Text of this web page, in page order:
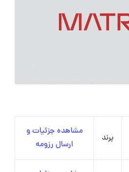
پرند
مشاهده جزئیات و
ارسال رزومه